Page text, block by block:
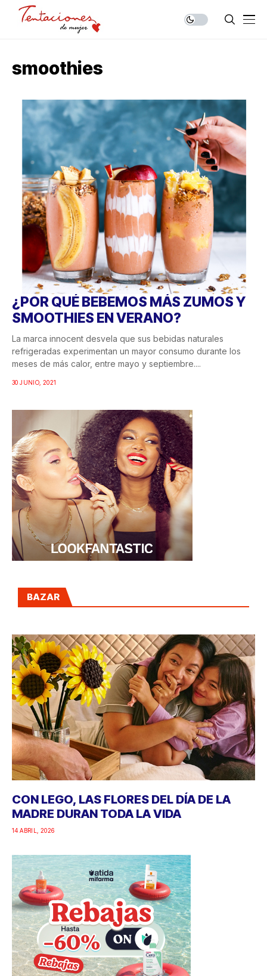
smoothies
¿POR QUÉ BEBEMOS MÁS ZUMOS Y
SMOOTHIES EN VERANO?
La marca innocent desvela que sus bebidas naturales
refrigeradas experimentan un mayor consumo durante los
meses de más calor, entre mayo y septiembre....
30 JUNIO, 2021
BAZAR
CON LEGO, LAS FLORES DEL DÍA DE LA
MADRE DURAN TODA LA VIDA
14 ABRIL, 2026